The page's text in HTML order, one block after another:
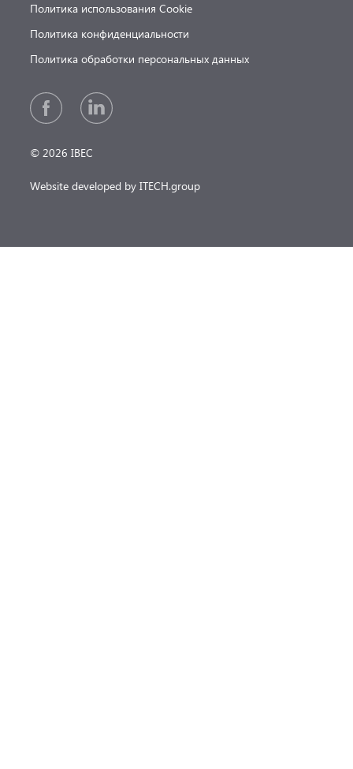
Политика использования Cookie
Политика конфиденциальности
Политика обработки персональных данных
© 2026 IBEC
Website developed by ITECH.group